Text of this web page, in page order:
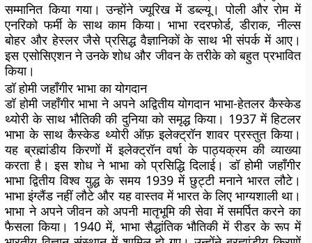
सम्मानित किया गया। उन्होंने ज्यूरिख में डब्ल्यू। पोली और रोम में
एनरिको फर्मी के साथ काम किया। भाभा रदरफोर्ड, डीराक, नील्स
बोहर और हेस्लर जैसे प्रसिद्ध वैज्ञानिकों के साथ भी संपर्क में आए।
इस एसोसिएशन ने उनके शोध और जीवन के तरीके को बहुत प्रभावित
किया।
डॉ होमी जहाँगीर भाभा का योगदान
डॉ होमी जहाँगीर भाभा ने अपने अद्वितीय योगदान भाभा-हेतलर कैस्केड
थ्योरी के साथ भौतिकी की दुनिया को समृद्ध किया। 1937 में हिटलर
भाभा के साथ कैस्केड थ्योरी ऑफ़ इलेक्ट्रॉन शावर प्रस्तुत किया।
यह ब्रह्मांडीय किरणों में इलेक्ट्रॉन वर्षा के पाठ्यक्रम की व्याख्या
करता है। इस शोध ने भाभा को प्रसिद्धि दिलाई। डॉ होमी जहाँगीर
भाभा द्वितीय विश्व युद्ध के समय 1939 में छुट्टी मनाने भारत लौटे।
भाभा इंग्लैंड नहीं लौटे और यह वास्तव में भारत के लिए भाग्यशाली था।
भाभा ने अपने जीवन को अपनी मातृभूमि की सेवा में समर्पित करने का
फैसला किया। 1940 में, भाभा सैद्धांतिक भौतिकी में रीडर के रूप में